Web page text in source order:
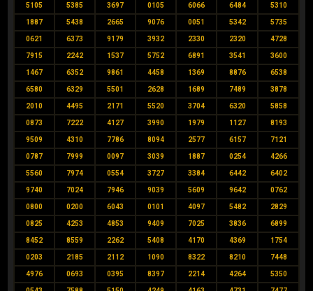
5105 5385 3697 0105 6066 6484 5310
1887 5438 2665 9076 0051 5342 5735
0621 6373 9179 3932 2330 2320 4728
7915 2242 1537 5752 6891 3541 3600
1467 6352 9861 4458 1369 8876 6538
6580 6329 5501 2628 1689 7489 3878
2010 4495 2171 5520 3704 6320 5858
0873 7222 4127 3990 1979 1127 8193
9509 4310 7786 8094 2577 6157 7121
0787 7999 0097 3039 1887 0254 4266
5560 7974 0554 3727 3384 6442 6402
9740 7024 7946 9039 5609 9642 0762
0800 0200 6043 0101 4097 5482 2829
0825 4253 4853 9409 7025 3836 6899
8452 8559 2262 5408 4170 4369 1754
0203 2185 2112 1090 8322 8210 7448
4976 0693 0395 8397 2214 4264 5350